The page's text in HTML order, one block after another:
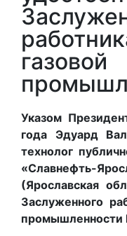
газовой
Указом
года Эдуард
технолог
«Славнефть-
(Ярославская
Заслуженного
промышленности